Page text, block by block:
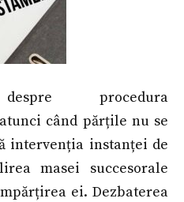
procedura
când părțile nu se
intervenția instanței de
masei succesorale
ei. Dezbaterea